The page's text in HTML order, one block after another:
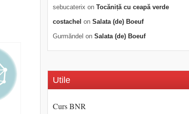
sebucaterix on Tocăniță cu ceapă verde
costachel on Salata (de) Boeuf
Gurmăndel on Salata (de) Boeuf
Utile
Curs BNR